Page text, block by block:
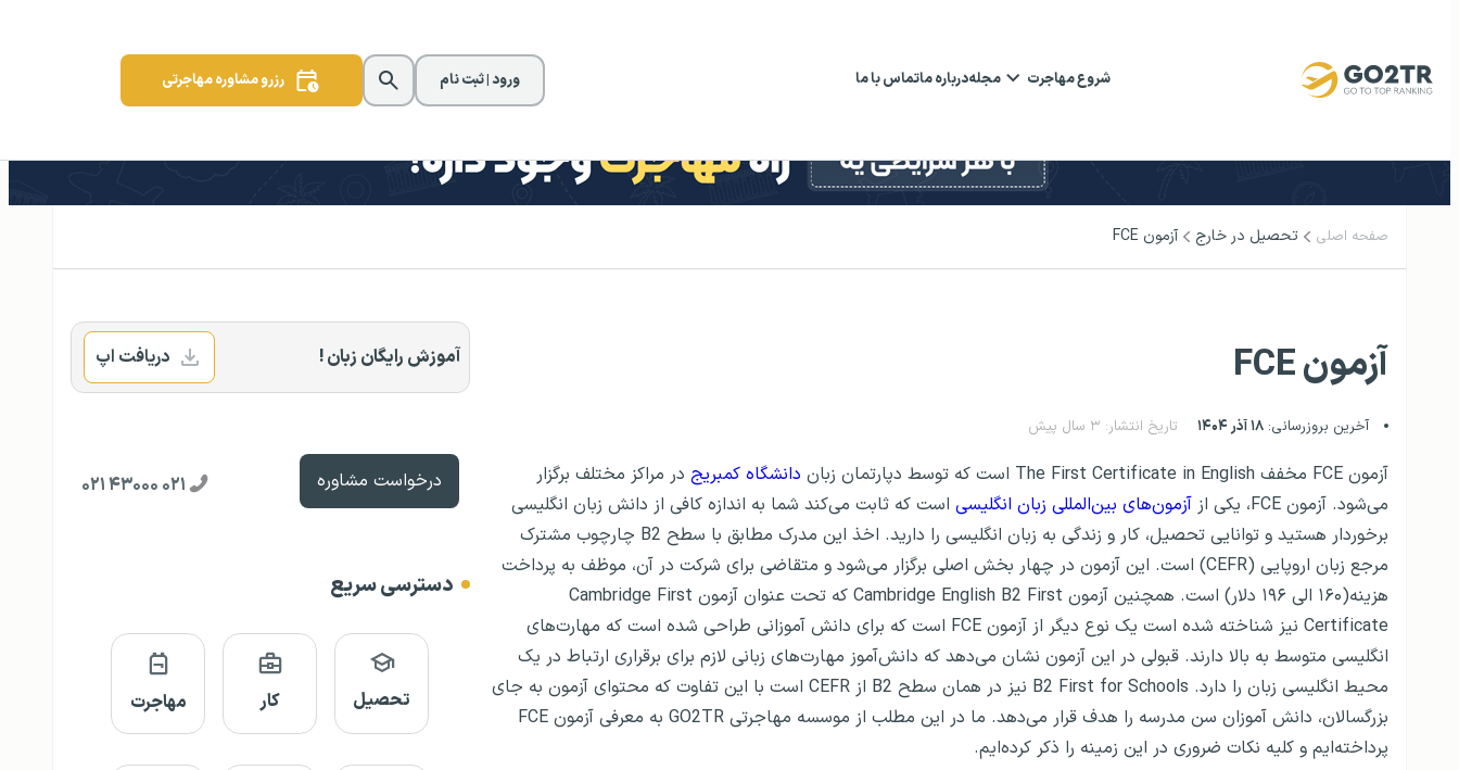
شروع مهاجرت مجلهدرباره ماتماس با ما ورود | ثبت نام رزرو مشاوره مهاجرتی
صفحه اصلی تحصیل در خارج آزمون FCE
آزمون FCE
آخرین بروزرسانی: ۱۸ آذر ۱۴۰۴ تاریخ انتشار: ۳ سال پیش
آزمون FCE مخفف The First Certificate in English است که توسط دپارتمان زبان دانشگاه کمبریج در مراکز مختلف برگزار
می‌شود. آزمون FCE، یکی از
آزمون‌های بین‌المللی زبان انگلیسی است که ثابت می‌کند شما به اندازه کافی از دانش زبان انگلیسی
برخوردار هستید و توانایی تحصیل، کار و زندگی به زبان انگلیسی را دارید. اخذ این مدرک مطابق با سطح B2 چارچوب مشترک
مرجع زبان اروپایی (CEFR) است. این آزمون در چهار بخش اصلی برگزار می‌شود و متقاضی برای شرکت در آن، موظف به پرداخت
هزینه(۱۶۰ الی ۱۹۶ دلار) است. همچنین آزمون Cambridge English B2 First که تحت عنوان آزمون Cambridge First
Certificate نیز شناخته شده است یک نوع دیگر از آزمون FCE است که برای دانش آموزانی طراحی شده است که مهارت‌های
انگلیسی متوسط به ​​بالا دارند. قبولی در این آزمون نشان می‌دهد که دانش‌آموز مهارت‌های زبانی لازم برای برقراری ارتباط در یک
محیط انگلیسی‌ زبان را دارد. B2 First for Schools نیز در همان سطح B2 از CEFR است با این تفاوت که محتوای آزمون به جای
بزرگسالان، دانش آموزان سن مدرسه را هدف قرار می‌دهد. ما در این مطلب از موسسه مهاجرتی GO2TR به معرفی آزمون FCE
پرداخته‌ایم و کلیه نکات ضروری در این زمینه را ذکر کرده‌ایم.
آموزش رایگان زبان ! دریافت اپ
درخواست مشاوره ۰۲۱ ۴۳۰۰۰ ۰۲۱
دسترسی سریع
تحصیل کار مهاجرت